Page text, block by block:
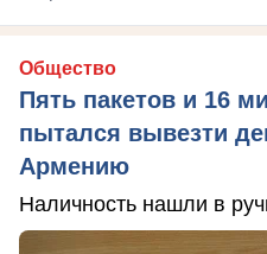
Общество
Пять пакетов и 16
пытался вывезти
Армению
Наличность нашли в